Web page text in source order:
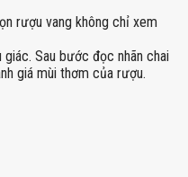
rượu vang không chỉ xem
Sau bước đọc nhãn chai
giá mùi thơm của rượu.